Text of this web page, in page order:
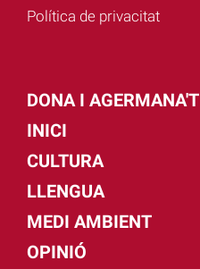
Política de privacitat
DONA I AGERMANA'T
INICI
CULTURA
LLENGUA
MEDI AMBIENT
OPINIÓ